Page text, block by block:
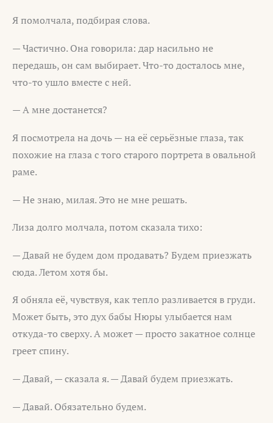
Я помолчала, подбирая слова.
— Частично. Она говорила: дар насильно не
передашь, он сам выбирает. Что-то досталось мне,
что-то ушло вместе с ней.
— А мне достанется?
Я посмотрела на дочь — на её серьёзные глаза, так
похожие на глаза с того старого портрета в овальной
раме.
— Не знаю, милая. Это не мне решать.
Лиза долго молчала, потом сказала тихо:
— Давай не будем дом продавать? Будем приезжать
сюда. Летом хотя бы.
Я обняла её, чувствуя, как тепло разливается в груди.
Может быть, это дух бабы Нюры улыбается нам
откуда-то сверху. А может — просто закатное солнце
греет спину.
— Давай, — сказала я. — Давай будем приезжать.
— Давай. Обязательно будем.